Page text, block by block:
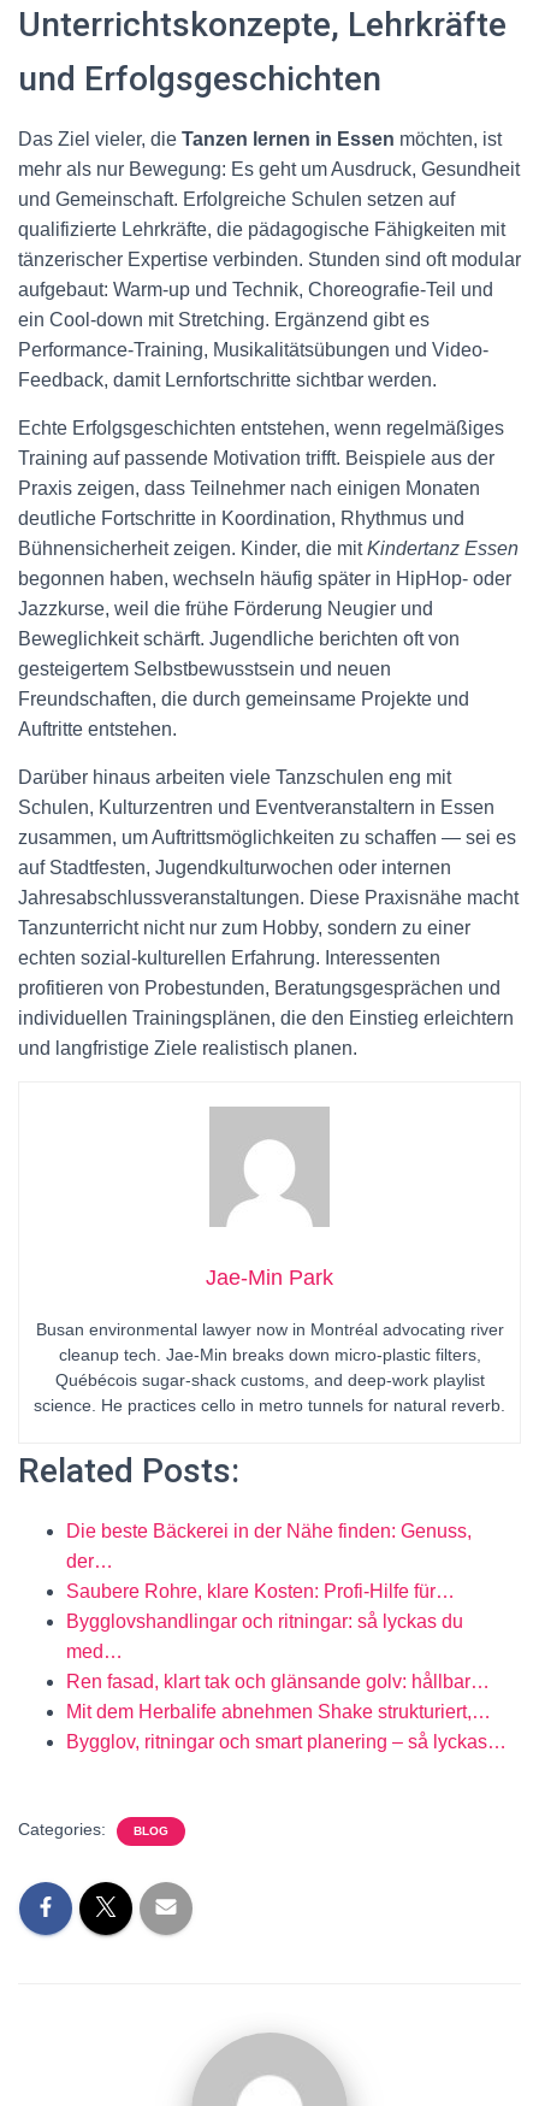
Unterrichtskonzepte, Lehrkräfte
und Erfolgsgeschichten
Das Ziel vieler, die Tanzen lernen in Essen möchten, ist
mehr als nur Bewegung: Es geht um Ausdruck, Gesundheit
und Gemeinschaft. Erfolgreiche Schulen setzen auf
qualifizierte Lehrkräfte, die pädagogische Fähigkeiten mit
tänzerischer Expertise verbinden. Stunden sind oft modular
aufgebaut: Warm-up und Technik, Choreografie-Teil und
ein Cool-down mit Stretching. Ergänzend gibt es
Performance-Training, Musikalitätsübungen und Video-
Feedback, damit Lernfortschritte sichtbar werden.
Echte Erfolgsgeschichten entstehen, wenn regelmäßiges
Training auf passende Motivation trifft. Beispiele aus der
Praxis zeigen, dass Teilnehmer nach einigen Monaten
deutliche Fortschritte in Koordination, Rhythmus und
Bühnensicherheit zeigen. Kinder, die mitKindertanz Essen
begonnen haben, wechseln häufig später in HipHop- oder
Jazzkurse, weil die frühe Förderung Neugier und
Beweglichkeit schärft. Jugendliche berichten oft von
gesteigertem Selbstbewusstsein und neuen
Freundschaften, die durch gemeinsame Projekte und
Auftritte entstehen.
Darüber hinaus arbeiten viele Tanzschulen eng mit
Schulen, Kulturzentren und Eventveranstaltern in Essen
zusammen, um Auftrittsmöglichkeiten zu schaffen — sei es
auf Stadtfesten, Jugendkulturwochen oder internen
Jahresabschlussveranstaltungen. Diese Praxisnähe macht
Tanzunterricht nicht nur zum Hobby, sondern zu einer
echten sozial-kulturellen Erfahrung. Interessenten
profitieren von Probestunden, Beratungsgesprächen und
individuellen Trainingsplänen, die den Einstieg erleichtern
und langfristige Ziele realistisch planen.
Jae-Min Park
Busan environmental lawyer now in Montréal advocating river
cleanup tech. Jae-Min breaks down micro-plastic filters,
Québécois sugar-shack customs, and deep-work playlist
science. He practices cello in metro tunnels for natural reverb.
Related Posts:
Die beste Bäckerei in der Nähe finden: Genuss,
der…
Saubere Rohre, klare Kosten: Profi-Hilfe für…
Bygglovshandlingar och ritningar: så lyckas du
med…
Ren fasad, klart tak och glänsande golv: hållbar…
Mit dem Herbalife abnehmen Shake strukturiert,…
Bygglov, ritningar och smart planering – så lyckas…
Categories: BLOG